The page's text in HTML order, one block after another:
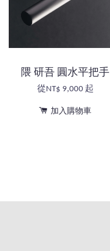
隈 研吾 圓水平把手
從NT$ 9,000 起
加入購物車